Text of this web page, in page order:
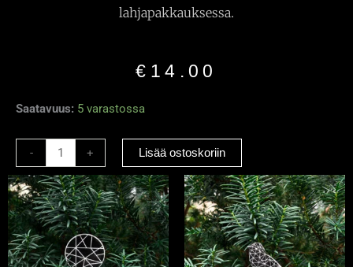
lahjapakkauksessa.
€ 14.00
Saatavuus: 5 varastossa
-
Heijastava
musta
määrä
+ Lisää ostoskoriin